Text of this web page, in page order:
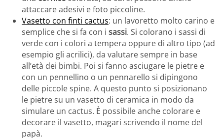
attaccare adesivi e foto piccoline.
Vasetto con finti cactus: un lavoretto molto carino e
semplice che si fa con i sassi. Si colorano i sassi di
verde con i colori a tempera oppure di altro tipo (ad
esempio gli acrilici), da valutare sempre in base
all’età dei bimbi. Poi si fanno asciugare le pietre e
con un pennellino o un pennarello si dipingono
delle piccole spine. A questo punto si posizionano
le pietre su un vasetto di ceramica in modo da
simulare un cactus. È possibile anche colorare e
decorare il vasetto, magari scrivendo il nome del
papà.